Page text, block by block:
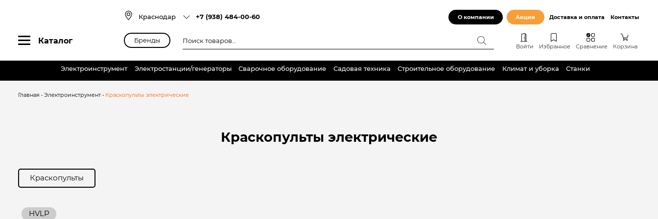
Краснодар +7 (938) 484-00-60 О компании Акции Доставка и оплата Контакты
Каталог Бренды товаров
Войти Избранное Сравнение Корзина
Электроинструмент Электростанции/генераторы Сварочное оборудование Садовая техника Строительное оборудование Климат и уборка Станки
Главная • Электроинструмент• Краскопульты электрические
Краскопульты электрические
Краскопульты
HVLP